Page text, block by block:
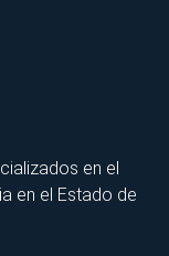
en el
en el Estado de